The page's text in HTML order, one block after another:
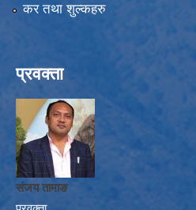
कर तथा शुल्कहरु
प्रवक्ता
संजय तामाङ